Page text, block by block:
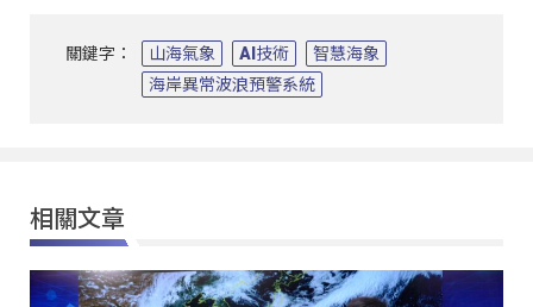
關鍵字： 山海氣象 AI技術
智慧海象
海岸異常波浪預警系統
相關文章